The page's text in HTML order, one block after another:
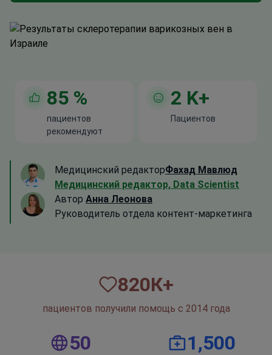
85 %
пациентов
рекомендуют
2 K+
Пациентов
Медицинский редакторФахад Мавлюд
Медицинский редактор, Data Scientist
Автор Анна Леонова
Руководитель отдела контент-маркетинга
820К+
пациентов получили помощь с 2014 года
50 1,500